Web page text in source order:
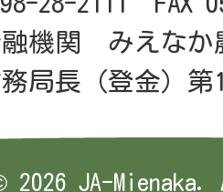
機関 みえなか
局長（登金）第
2026 JA-